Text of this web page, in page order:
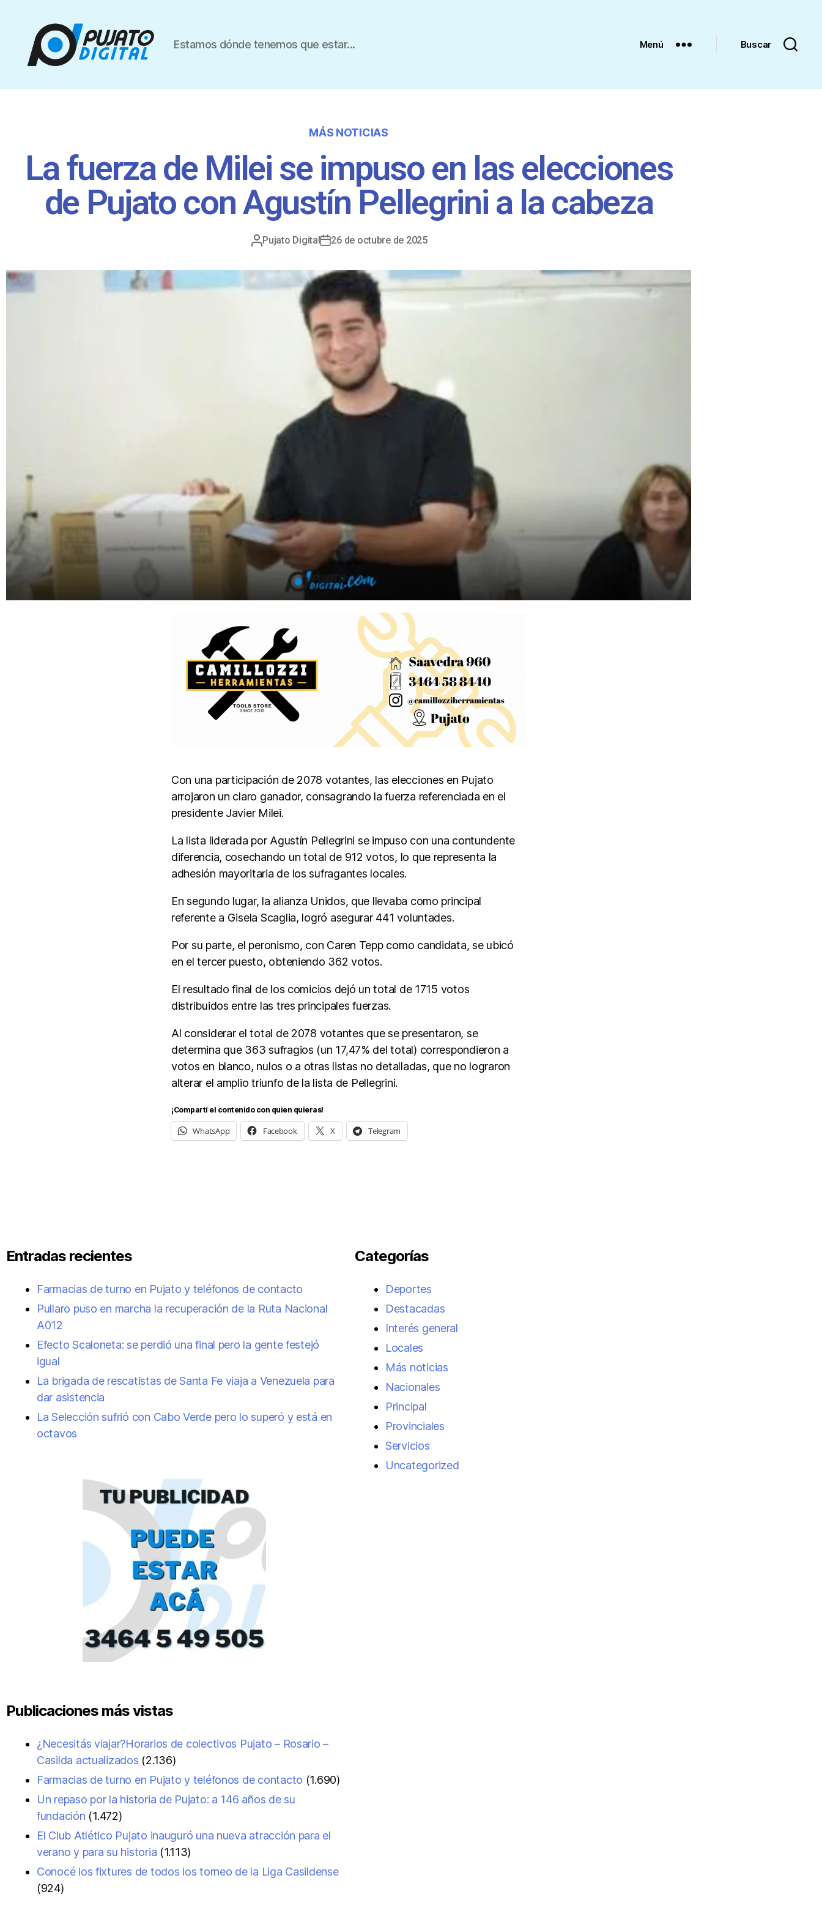
Estamos dónde tenemos que estar... Menú Buscar
MÁS NOTICIAS
La fuerza de Milei se impuso en las elecciones
de Pujato con Agustín Pellegrini a la cabeza
Pujato Digital 26 de octubre de 2025
​Con una participación de 2078 votantes, las elecciones en Pujato
arrojaron un claro ganador, consagrando la fuerza referenciada en el
presidente Javier Milei.
La lista liderada por Agustín Pellegrini se impuso con una contundente
diferencia, cosechando un total de 912 votos, lo que representa la
adhesión mayoritaria de los sufragantes locales.​
En segundo lugar, la alianza Unidos, que llevaba como principal
referente a Gisela Scaglia, logró asegurar 441 voluntades.
Por su parte, el peronismo, con Caren Tepp como candidata, se ubicó
en el tercer puesto, obteniendo 362 votos.​
El resultado final de los comicios dejó un total de 1715 votos
distribuidos entre las tres principales fuerzas.
Al considerar el total de 2078 votantes que se presentaron, se
determina que 363 sufragios (un 17,47% del total) correspondieron a
votos en blanco, nulos o a otras listas no detalladas, que no lograron
alterar el amplio triunfo de la lista de Pellegrini.
¡Compartí el contenido con quien quieras!
WhatsApp Facebook X Telegram
Entradas recientes
Farmacias de turno en Pujato y teléfonos de contacto
Pullaro puso en marcha la recuperación de la Ruta Nacional
A012
Efecto Scaloneta: se perdió una final pero la gente festejó
igual
La brigada de rescatistas de Santa Fe viaja a Venezuela para
dar asistencia
La Selección sufrió con Cabo Verde pero lo superó y está en
octavos
Publicaciones más vistas
¿Necesitás viajar?Horarios de colectivos Pujato – Rosario –
Casilda actualizados (2.136)
Farmacias de turno en Pujato y teléfonos de contacto (1.690)
Un repaso por la historia de Pujato: a 146 años de su
fundación (1.472)
El Club Atlético Pujato inauguró una nueva atracción para el
verano y para su historia (1.113)
Conocé los fixtures de todos los torneo de la Liga Casildense
(924)
Categorías
Deportes
Destacadas
Interés general
Locales
Más noticias
Nacionales
Principal
Provinciales
Servicios
Uncategorized